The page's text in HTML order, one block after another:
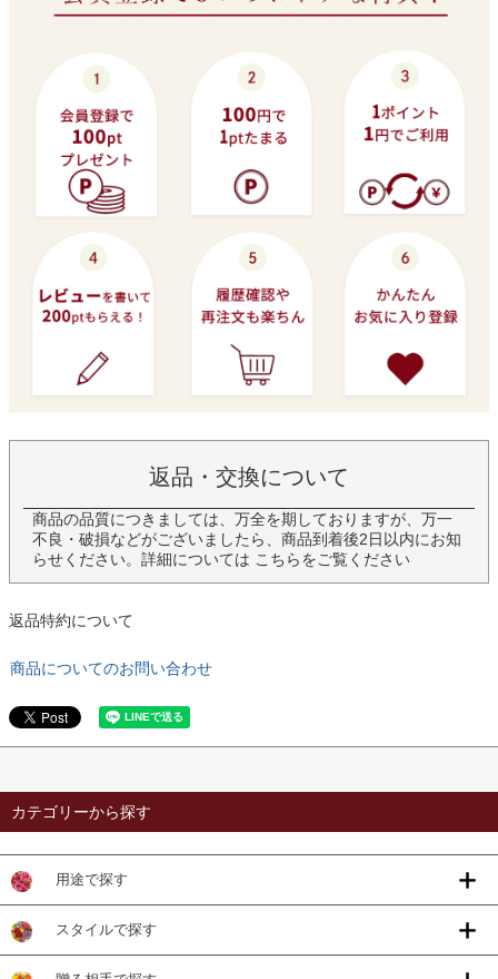
返品・交換について
商品の品質につきましては、万全を期しておりますが、万一
不良・破損などがございましたら、商品到着後2日以内にお知
らせください。詳細については こちらをご覧ください
返品特約について
商品についてのお問い合わせ
カテゴリーから探す
用途で探す
スタイルで探す